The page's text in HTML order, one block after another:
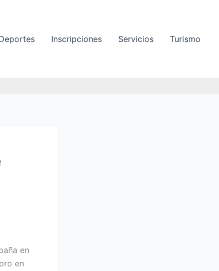
Inscripciones Servicios Turismo
en
en